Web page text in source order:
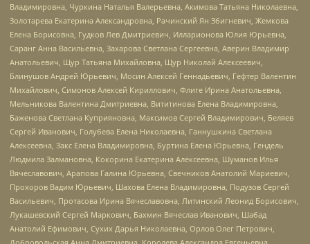
Владимировна, Чуркина Наталья Валерьевна, Акимова Татьяна Николаевна,
Золотарева Екатерина Александровна, Рачинский Ян Збигневич, Жемкова
Елена Борисовна, Гудков Лев Дмитриевич, Илларионова Юлия Юрьевна,
Саранг Анна Васильевна, Захарова Светлана Сергеевна, Аверин Владимир
Анатольевич, Щур Татьяна Михайловна, Щур Николай Алексеевич,
Блинушов Андрей Юрьевич, Мосин Алексей Геннадьевич, Гефтер Валентин
Михайлович, Симонов Алексей Кириллович, Флиге Ирина Анатольевна,
Мельникова Валентина Дмитриевна, Вититинова Елена Владимировна,
Баженова Светлана Куприяновна, Максимов Сергей Владимирович, Беляев
Сергей Иванович, Голубева Елена Николаевна, Ганнушкина Светлана
Алексеевна, Закс Елена Владимировна, Буртина Елена Юрьевна, Гендель
Людмила Залмановна, Кокорина Екатерина Алексеевна, Шуманов Илья
Вячеславович, Арапова Галина Юрьевна, Свечников Анатолий Мариевич,
Прохоров Вадим Юрьевич, Шахова Елена Владимировна, Подузов Сергей
Васильевич, Протасова Ирина Вячеславовна, Литинский Леонид Борисович,
Лукашевский Сергей Маркович, Бахмин Вячеслав Иванович, Шабад
Анатолий Ефимович, Сухих Дарья Николаевна, Орлов Олег Петрович,